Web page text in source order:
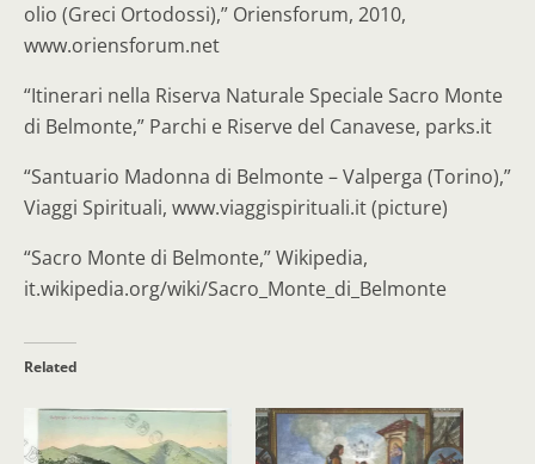
olio (Greci Ortodossi),” Oriensforum, 2010,
www.oriensforum.net
“Itinerari nella Riserva Naturale Speciale Sacro Monte
di Belmonte,” Parchi e Riserve del Canavese, parks.it
“Santuario Madonna di Belmonte – Valperga (Torino),”
Viaggi Spirituali, www.viaggispirituali.it (picture)
“Sacro Monte di Belmonte,” Wikipedia,
it.wikipedia.org/wiki/Sacro_Monte_di_Belmonte
Related